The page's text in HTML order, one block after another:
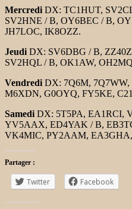
Mercredi DX: TC1HUT,
SV2HNE / B, OY6BEC / B,
JH7LOC, IK8OZZ.
Jeudi DX: SV6DBG / B,
SV2HQL / B, OK1AW,
Vendredi DX: 7Q6M,
M6XDN, G0OYQ, FY5KE,
Samedi DX: 5T5PA, EA1RCI,
YV5AAX, ED4YAK / B,
VK4MIC, PY2AAM,
Partager :
Twitter Facebook